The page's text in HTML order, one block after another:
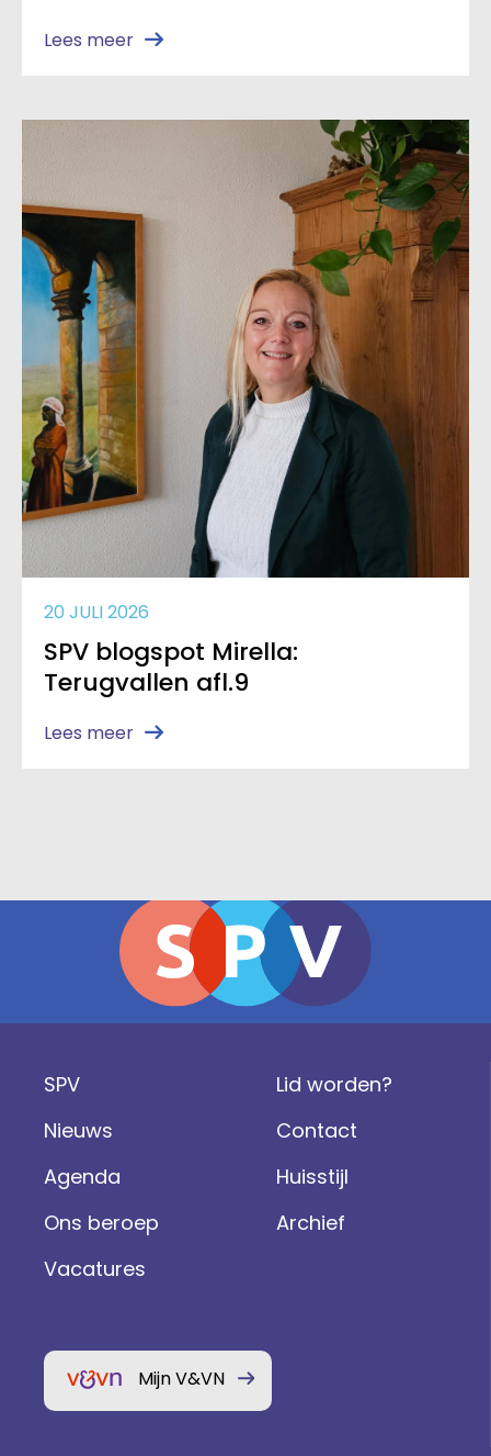
Lees meer
20 JULI 2026
SPV blogspot Mirella:
Terugvallen afl.9
Lees meer
SPV
Nieuws
Agenda
Ons beroep
Vacatures
Lid worden?
Contact
Huisstijl
Archief
Mijn V&VN